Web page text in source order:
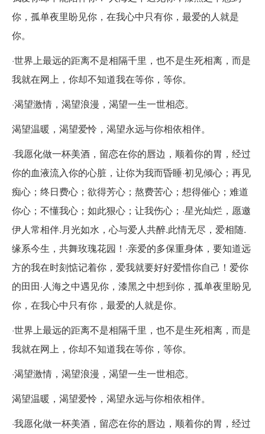
你，孤单夜里盼见你，在我心中只有你，最爱的人就是
你。
·世界上最远的距离不是相隔千里，也不是生死相离，而是
我就在网上，你却不知道我在等你，等你。
·渴望激情，渴望浪漫，渴望一生一世相恋。
渴望温暖，渴望爱怜，渴望永远与你相依相伴。
·我愿化做一杯美酒，留恋在你的唇边，顺着你的胃，经过
你的血液流入你的心脏，让你为我而昏睡·初见倾心；再见
痴心；终日费心；欲得芳心；熬费苦心；想得催心；难道
你心；不懂我心；如此狠心；让我伤心；·星光灿烂，愿邀
伊人常相伴.月光如水，心与爱人共醉.此情无尽，爱相随.
缘系今生，共舞玫瑰花园！·亲爱的多保重身体，要知道远
方的我在时刻惦记着你，爱我就要好好爱惜你自己！爱你
的田田·人海之中遇见你，漆黑之中想到你，孤单夜里盼见
你，在我心中只有你，最爱的人就是你。
·世界上最远的距离不是相隔千里，也不是生死相离，而是
我就在网上，你却不知道我在等你，等你。
·渴望激情，渴望浪漫，渴望一生一世相恋。
渴望温暖，渴望爱怜，渴望永远与你相依相伴。
·我愿化做一杯美酒，留恋在你的唇边，顺着你的胃，经过